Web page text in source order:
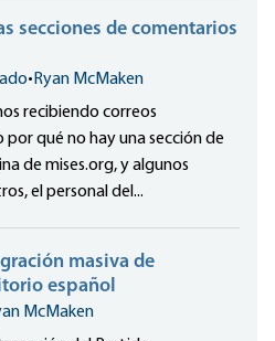
secciones de comentarios
• Ryan McMaken
recibiendo correos
qué no hay una sección de
de mises.org, y algunos
el personal del...
masiva de
español
McMaken